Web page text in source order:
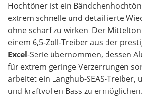
Hochtöner ist ein
extrem schnelle und detaillierte
ohne scharf zu wirken. Der
einem 6,5-Zoll-Treiber aus der
Excel-Serie übernommen, dessen
für extrem geringe Verzerrungen
arbeitet ein Langhub-SEAS-Treiber,
und kraftvollen Bass zu ermöglichen.